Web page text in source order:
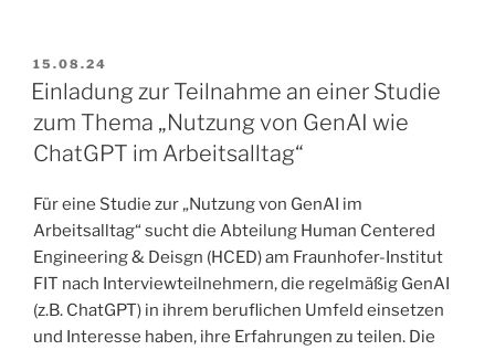
VERÖFFENTLICHT
AM
15.08.24
Einladung zur Teilnahme an einer Studie
zum Thema „Nutzung von GenAI wie
ChatGPT im Arbeitsalltag“
Für eine Studie zur „Nutzung von GenAI im
Arbeitsalltag“ sucht die Abteilung Human Centered
Engineering & Deisgn (HCED) am Fraunhofer-Institut
FIT nach Interviewteilnehmern, die regelmäßig GenAI
(z.B. ChatGPT) in ihrem beruflichen Umfeld einsetzen
und Interesse haben, ihre Erfahrungen zu teilen. Die